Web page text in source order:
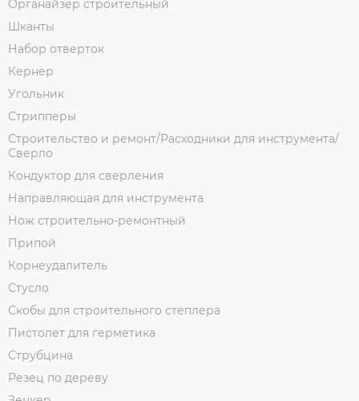
Органайзер строительный
Шканты
Набор отверток
Кернер
Угольник
Стрипперы
Строительство и ремонт/Расходники для инструмента/
Сверло
Кондуктор для сверления
Направляющая для инструмента
Нож строительно-ремонтный
Припой
Корнеудалитель
Стусло
Скобы для строительного степлера
Пистолет для герметика
Струбцина
Резец по дереву